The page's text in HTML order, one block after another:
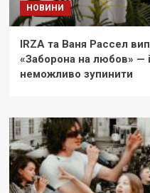
НОВИНИ
IRZA та Ваня Рассел
«Заборона на любов» —
неможливо зупинити